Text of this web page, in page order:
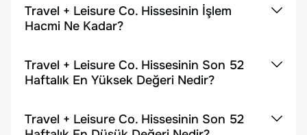
Travel + Leisure Co. Hissesinin İşlem
Hacmi Ne Kadar?
Travel + Leisure Co. Hissesinin Son 52
Haftalık En Yüksek Değeri Nedir?
Travel + Leisure Co. Hissesinin Son 52